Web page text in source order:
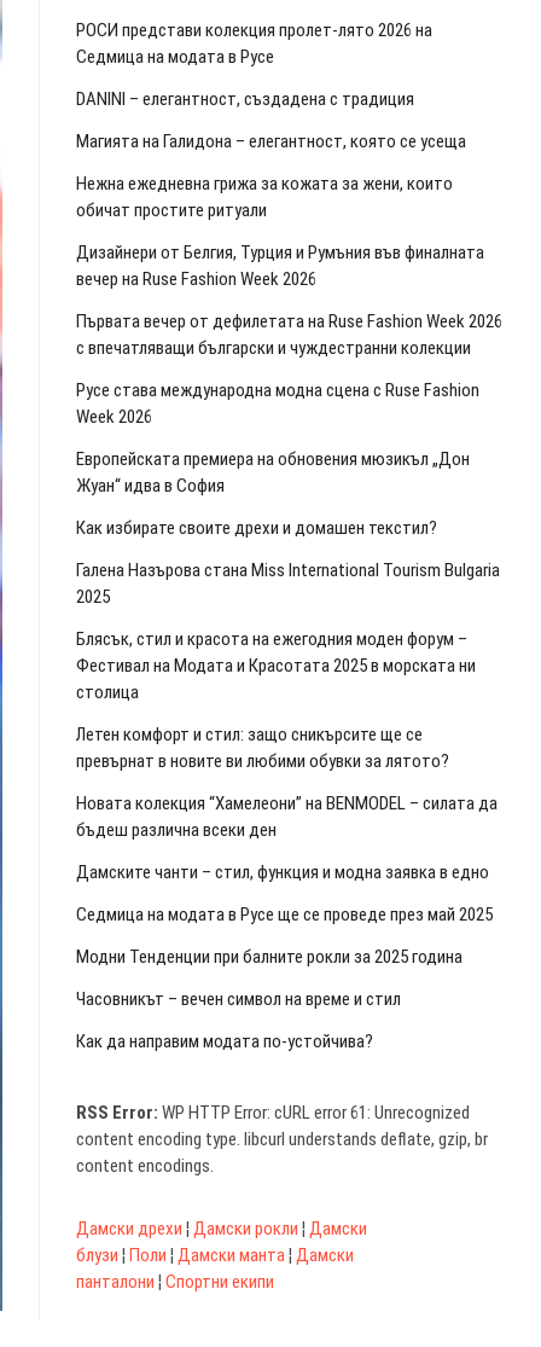
РОСИ представи колекция пролет-лято 2026 на
Седмица на модата в Русе
DANINI – елегантност, създадена с традиция
Магията на Галидона – елегантност, която се усеща
Нежна ежедневна грижа за кожата за жени, които
обичат простите ритуали
Дизайнери от Белгия, Турция и Румъния във финалната
вечер на Ruse Fashion Week 2026
Първата вечер от дефилетата на Ruse Fashion Week 2026
с впечатляващи български и чуждестранни колекции
Русе става международна модна сцена с Ruse Fashion
Week 2026
Европейската премиера на обновения мюзикъл „Дон
Жуан“ идва в София
Как избирате своите дрехи и домашен текстил?
Галена Назърова стана Miss International Tourism Bulgaria
2025
Блясък, стил и красота на ежегодния моден форум –
Фестивал на Модата и Красотата 2025 в морската ни
столица
Летен комфорт и стил: защо сникърсите ще се
превърнат в новите ви любими обувки за лятото?
Новата колекция “Хамелеони” на BENMODEL – силата да
бъдеш различна всеки ден
Дамските чанти – стил, функция и модна заявка в едно
Седмица на модата в Русе ще се проведе през май 2025
Модни Тенденции при балните рокли за 2025 година
Часовникът – вечен символ на време и стил
Как да направим модата по-устойчива?
RSS Error: WP HTTP Error: cURL error 61: Unrecognized
content encoding type. libcurl understands deflate, gzip, br
content encodings.
Дамски дрехи ¦ Дамски рокли ¦ Дамски
блузи ¦ Поли ¦ Дамски манта ¦ Дамски
панталони ¦ Спортни екипи